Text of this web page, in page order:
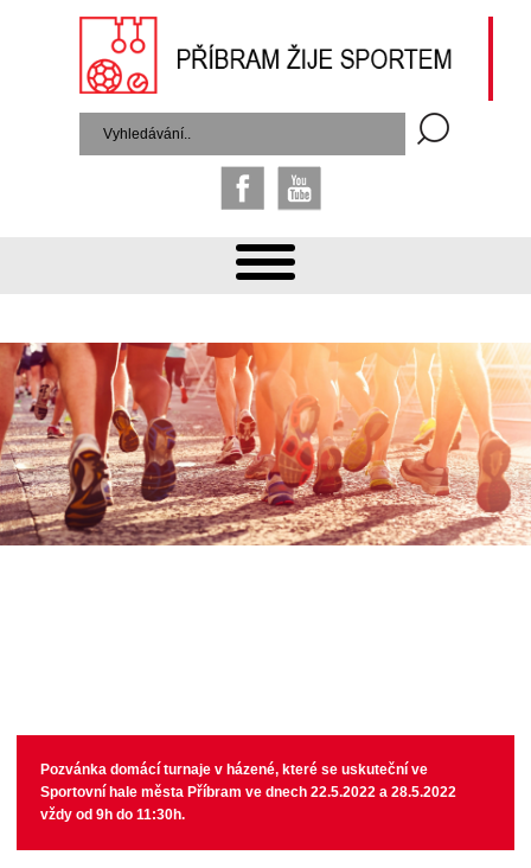
Pozvánka domácí turnaje v házené, které se uskuteční ve
Sportovní hale města Příbram ve dnech 22.5.2022 a 28.5.2022
vždy od 9h do 11:30h.